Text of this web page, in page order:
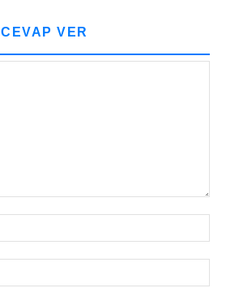
CEVAP VER